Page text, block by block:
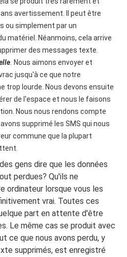
avertissement. Il peut être
ou simplement par un
matériel. Néanmoins, cela arrive
des messages texte.
Nous aimons envoyer et
jusqu'à ce que notre
trop lourde. Nous devons ensuite
de l'espace et nous le faisons
Nous nous rendons compte
supprimé les SMS qui nous
commune que la plupart
gens dire que les données
perdues? Qu'ils ne
ordinateur lorsque vous les
vrai. Toutes ces
part en attente d'être
Le même cas se produit avec
ce que nous avons perdu, y
supprimés, est enregistré